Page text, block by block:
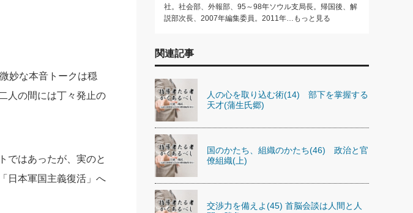
微妙な本音トークは穏
二人の間には丁々発止の
ではあったが、 実のと
日本軍国主義復活」へ
社。社会部、外報部、95～98年ソウル支局長。帰国後、解
説部次長、2007年編集委員。2011年…もっと見る
関連記事
人の心を取り込む術(14) 部下を掌握する
天才(蒲生氏郷)
国のかたち、組織のかたち(46) 政治と官
僚組織(上)
交渉力を備えよ(45) 首脳会談は人間と人